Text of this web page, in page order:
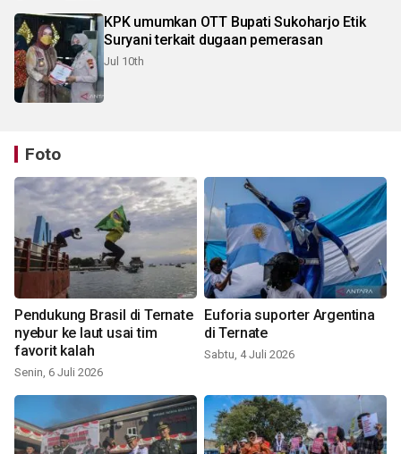
KPK umumkan OTT Bupati Sukoharjo Etik
Suryani terkait dugaan pemerasan
Jul 10th
Foto
Pendukung Brasil di Ternate
nyebur ke laut usai tim
favorit kalah
Senin, 6 Juli 2026
Euforia suporter Argentina
di Ternate
Sabtu, 4 Juli 2026